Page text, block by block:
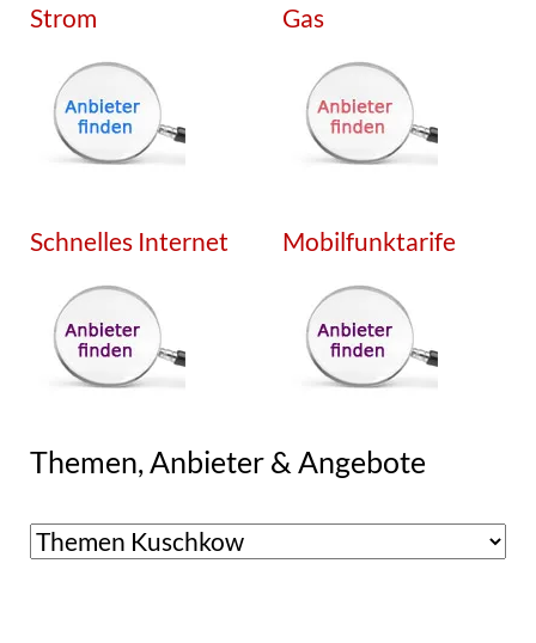
Strom Gas
Schnelles Internet Mobilfunktarife
Themen, Anbieter & Angebote